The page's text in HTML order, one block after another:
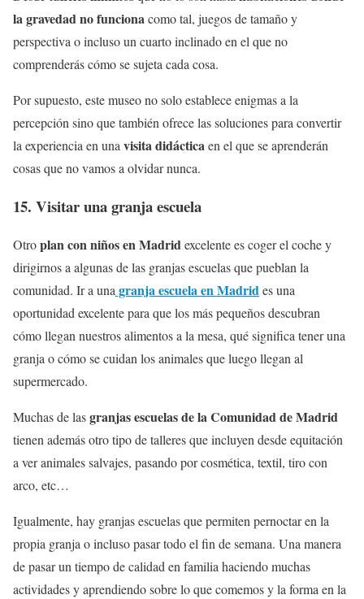
la gravedad no funcionacomo tal, juegos de tamaño y
perspectiva o incluso un cuarto inclinado en el que no
comprenderás cómo se sujeta cada cosa.
Por supuesto, este museo no solo establece enigmas a la
percepción sino que también ofrece las soluciones para convertir
la experiencia en una visita didácticaen el que se aprenderán
cosas que no vamos a olvidar nunca.
15. Visitar una granja escuela
Otroplan con niños en Madrid excelente es coger el coche y
dirigirnos a algunas de las granjas escuelas que pueblan la
comunidad. Ir a una granja escuela en Madrid es una
oportunidad excelente para que los más pequeños descubran
cómo llegan nuestros alimentos a la mesa, qué significa tener una
granja o cómo se cuidan los animales que luego llegan al
supermercado.
Muchas de lasgranjas escuelas de la Comunidad de Madrid
tienen además otro tipo de talleres que incluyen desde equitación
a ver animales salvajes, pasando por cosmética, textil, tiro con
arco, etc…
Igualmente, hay granjas escuelas que permiten pernoctar en la
propia granja o incluso pasar todo el fin de semana. Una manera
de pasar un tiempo de calidad en familia haciendo muchas
actividades y aprendiendo sobre lo que comemos y la forma en la